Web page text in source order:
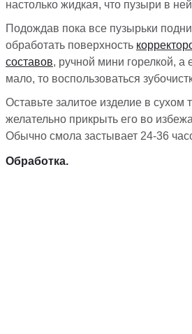
настолько жидкая, что пузыри в
Подождав пока все пузырьки
обработать поверхность
составов, ручной мини горелкой, а
мало, то воспользоваться
Оставьте залитое изделие в
желательно прикрыть его во
Обычно смола застывает 24-36
Обработка.